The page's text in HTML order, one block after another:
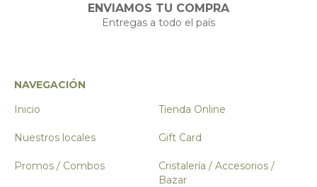
ENVIAMOS TU COMPRA
Entregas a todo el país
NAVEGACIÓN
Inicio
Tienda Online
Nuestros locales Gift Card
Promos / Combos
Cristalería / Accesorios /
Bazar